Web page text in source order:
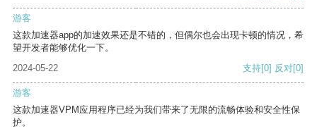
游客
这款加速器app的加速效果还是不错的，但偶尔也会出现卡顿的情况，希
望开发者能够优化一下。
2024-05-22
支持[0] 反对[0]
游客
这款加速器VPM应用程序已经为我们带来了无限的流畅体验和安全性保
护。